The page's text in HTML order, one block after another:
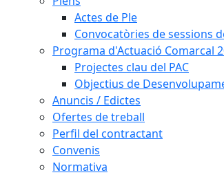
Actes de Ple
Convocatòries de sessions
Programa d'Actuació Comarcal
Projectes clau del PAC
Objectius de
Anuncis / Edictes
Ofertes de treball
Perfil del contractant
Convenis
Normativa